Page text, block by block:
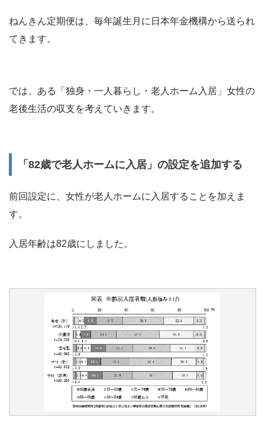
ねんきん定期便は、毎年誕生月に日本年金機構から送られ
てきます。
では、ある「独身・一人暮らし・老人ホーム入居」女性の
老後生活の収支を考えていきます。
「82歳で老人ホームに入居」の設定を追加する
前回設定に、女性が老人ホームに入居することを加えま
す。
入居年齢は82歳にしました。